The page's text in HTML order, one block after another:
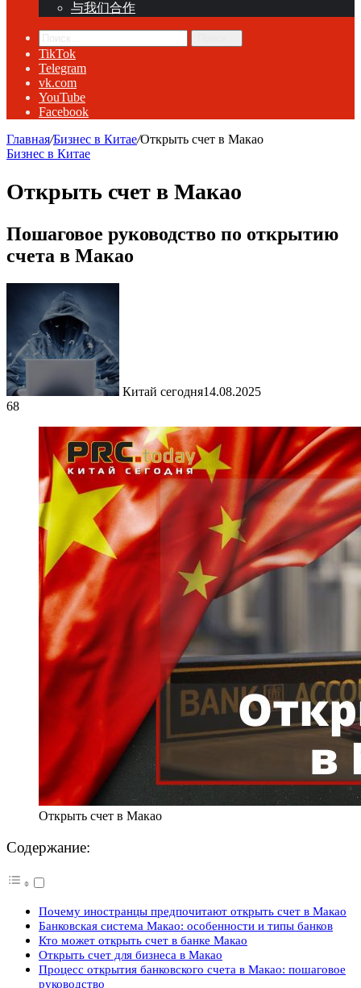
与我们合作
TikTok
Telegram
vk.com
YouTube
Facebook
Главная/Бизнес в Китае/Открыть счет в Макао
Бизнес в Китае
Открыть счет в Макао
Пошаговое руководство по открытию
счета в Макао
Китай сегодня14.08.2025
68
Открыть счет в Макао
Содержание:
Почему иностранцы предпочитают открыть счет в Макао
Банковская система Макао: особенности и типы банков
Кто может открыть счет в банке Макао
Открыть счет для бизнеса в Макао
Процесс открытия банковского счета в Макао: пошаговое
руководство